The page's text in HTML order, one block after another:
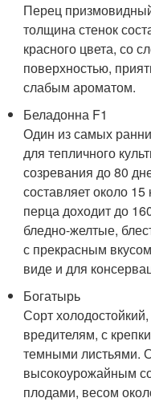
Перец
толщина стенок
красного цвета, со
поверхностью,
слабым ароматом.
Беладонна F1
Один из самых
для тепличного
созревания до 80
составляет около
перца доходит до
бледно-желтые,
с прекрасным
виде и для
Богатырь
Сорт
вредителям, с
темными листьями.
высокоурожайным
плодами, весом